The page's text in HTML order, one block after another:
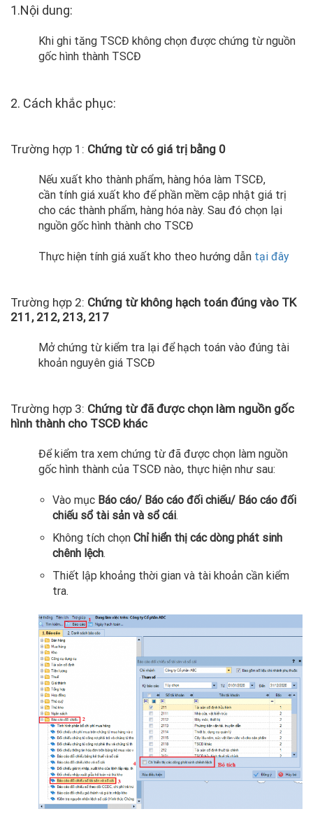
1.Nội dung:
Khi ghi tăng TSCĐ không chọn được chứng từ nguồn
gốc hình thành TSCĐ
2. Cách khắc phục:
Trường hợp 1: Chứng từ có giá trị bằng 0
Nếu xuất kho thành phẩm, hàng hóa làm TSCĐ,
cần tính giá xuất kho để phần mềm cập nhật giá trị
cho các thành phẩm, hàng hóa này. Sau đó chọn lại
nguồn gốc hình thành cho TSCĐ
Thực hiện tính giá xuất kho theo hướng dẫn tại đây
Trường hợp 2: Chứng từ không hạch toán đúng vào TK
211, 212, 213, 217
Mở chứng từ kiểm tra lại để hạch toán vào đúng tài
khoản nguyên giá TSCĐ
Trường hợp 3: Chứng từ đã được chọn làm nguồn gốc
hình thành cho TSCĐ khác
Để kiểm tra xem chứng từ đã được chọn làm nguồn
gốc hình thành của TSCĐ nào, thực hiện như sau:
Vào mục Báo cáo/ Báo cáo đối chiếu/ Báo cáo đối
chiếu sổ tài sản và sổ cái.
Không tích chọn Chỉ hiển thị các dòng phát sinh
chênh lệch.
Thiết lập khoảng thời gian và tài khoản cần kiểm
tra.